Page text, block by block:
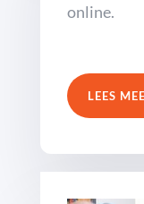
online.
LEES